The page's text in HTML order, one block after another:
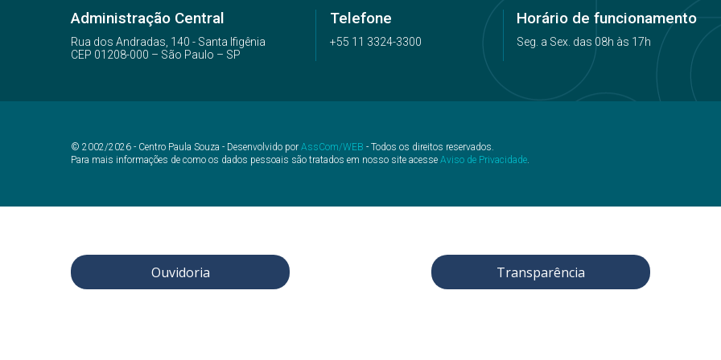
Administração Central
Rua dos Andradas, 140 - Santa Ifigênia
CEP 01208-000 – São Paulo – SP
Telefone
+55 11 3324-3300
Horário de funcionamento
Seg. a Sex. das 08h às 17h
© 2002/2026 - Centro Paula Souza - Desenvolvido por AssCom/WEB - Todos os direitos reservados.
Para mais informações de como os dados pessoais são tratados em nosso site acesse Aviso de Privacidade
Ouvidoria Transparência